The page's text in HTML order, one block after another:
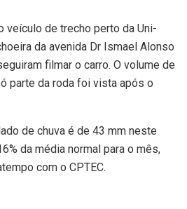
veículo de trecho perto da Uni-
da avenida Dr Ismael Alonso
filmar o carro. O volume de
parte da roda foi vista após o
de chuva é de 43 mm neste
da média normal para o mês,
com o CPTEC.